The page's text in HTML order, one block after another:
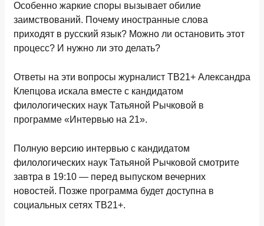
Особенно жаркие споры вызывает обилие
заимствований. Почему иностранные слова
приходят в русский язык? Можно ли остановить этот
процесс? И нужно ли это делать?
Ответы на эти вопросы журналист ТВ21+ Александра
Клепцова искала вместе с кандидатом
филологических наук Татьяной Рычковой в
программе «Интервью на 21».
Полную версию интервью с кандидатом
филологических наук Татьяной Рычковой смотрите
завтра в 19:10 — перед выпуском вечерних
новостей. Позже программа будет доступна в
социальных сетях ТВ21+.